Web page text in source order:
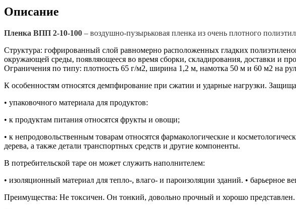
Описание
Пленка ВПП 2-10-100 – воздушно-пузырьковая пленка из очень плотного
Структура: гофрированный слой равномерно расположенных гладких
окружающей среды, появляющееся во время сборки, складирования, доставки и
Ограничения по типу: плотность 65 г/м2, ширина 1,2 м, намотка 50 м и 60 м2 на
К особенностям относятся демпфирование при сжатии и ударные нагрузки.
• упаковочного материала для продуктов:
• к продуктам питания относятся фрукты и овощи;
• к непродовольственным товарам относятся фармакологические и
дерева, а также детали транспортных средств и другие компоненты.
В потребительской таре он может служить наполнителем:
• изоляционный материал для тепло-, влаго- и пароизоляции зданий. • барьерное
Преимущества: Не токсичен. Он тонкий, довольно прочный и хорошо